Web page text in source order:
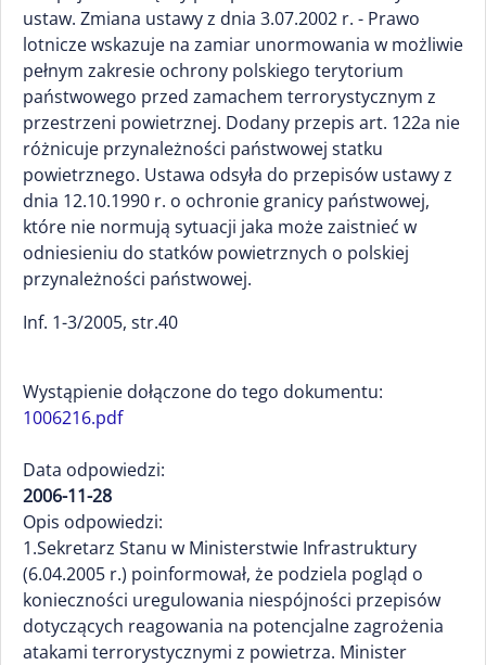
ustaw. Zmiana ustawy z dnia 3.07.2002 r. - Prawo
lotnicze wskazuje na zamiar unormowania w możliwie
pełnym zakresie ochrony polskiego terytorium
państwowego przed zamachem terrorystycznym z
przestrzeni powietrznej. Dodany przepis art. 122a nie
różnicuje przynależności państwowej statku
powietrznego. Ustawa odsyła do przepisów ustawy z
dnia 12.10.1990 r. o ochronie granicy państwowej,
które nie normują sytuacji jaka może zaistnieć w
odniesieniu do statków powietrznych o polskiej
przynależności państwowej.
Inf. 1-3/2005, str.40
Wystąpienie dołączone do tego dokumentu:
1006216.pdf
Data odpowiedzi:
2006-11-28
Opis odpowiedzi:
1.Sekretarz Stanu w Ministerstwie Infrastruktury
(6.04.2005 r.) poinformował, że podziela pogląd o
konieczności uregulowania niespójności przepisów
dotyczących reagowania na potencjalne zagrożenia
atakami terrorystycznymi z powietrza. Minister